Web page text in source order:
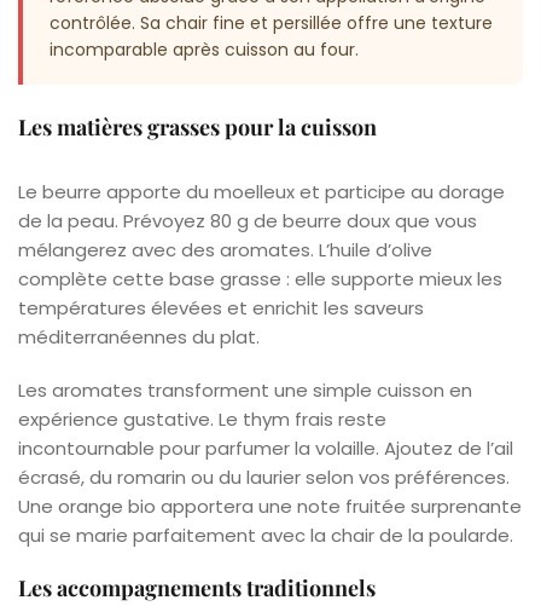
contrôlée. Sa chair fine et persillée offre une texture
incomparable après cuisson au four.
Les matières grasses pour la cuisson
Le beurre apporte du moelleux et participe au dorage
de la peau. Prévoyez 80 g de beurre doux que vous
mélangerez avec des aromates. L’huile d’olive
complète cette base grasse : elle supporte mieux les
températures élevées et enrichit les saveurs
méditerranéennes du plat.
Les aromates transforment une simple cuisson en
expérience gustative. Le thym frais reste
incontournable pour parfumer la volaille. Ajoutez de l’ail
écrasé, du romarin ou du laurier selon vos préférences.
Une orange bio apportera une note fruitée surprenante
qui se marie parfaitement avec la chair de la poularde.
Les accompagnements traditionnels